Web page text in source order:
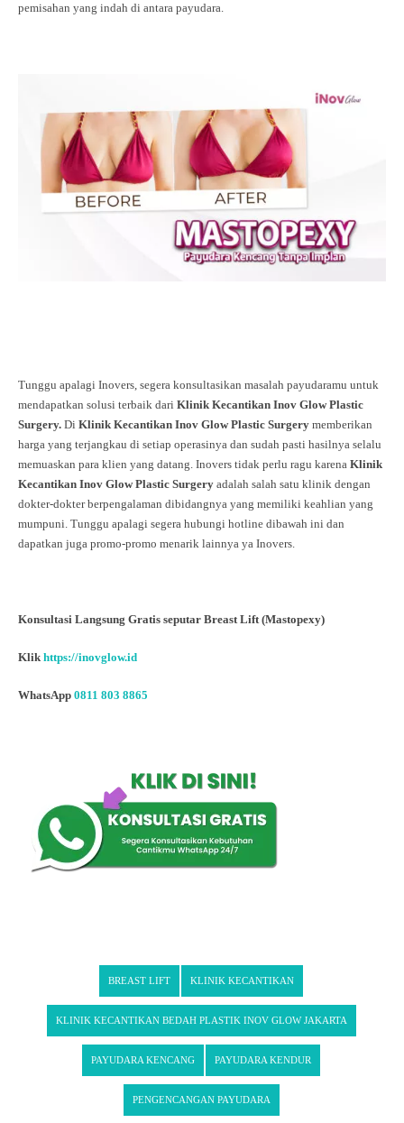
pemisahan yang indah di antara payudara.
Tunggu apalagi Inovers, segera konsultasikan masalah payudaramu untuk
mendapatkan solusi terbaik dari Klinik Kecantikan Inov Glow Plastic
Surgery. Di Klinik Kecantikan Inov Glow Plastic Surgery memberikan
harga yang terjangkau di setiap operasinya dan sudah pasti hasilnya selalu
memuaskan para klien yang datang. Inovers tidak perlu ragu karena Klinik
Kecantikan Inov Glow Plastic Surgery adalah salah satu klinik dengan
dokter-dokter berpengalaman dibidangnya yang memiliki keahlian yang
mumpuni. Tunggu apalagi segera hubungi hotline dibawah ini dan
dapatkan juga promo-promo menarik lainnya ya Inovers.
Konsultasi Langsung Gratis seputar Breast Lift (Mastopexy)
Klik https://inovglow.id
WhatsApp 0811 803 8865
BREAST LIFT KLINIK KECANTIKAN
KLINIK KECANTIKAN BEDAH PLASTIK INOV GLOW JAKARTA
PAYUDARA KENCANG PAYUDARA KENDUR
PENGENCANGAN PAYUDARA